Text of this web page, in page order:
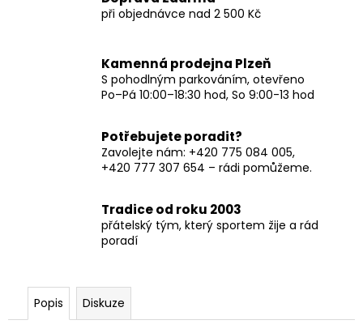
při objednávce nad 2 500 Kč
Kamenná prodejna Plzeň
S pohodlným parkováním, otevřeno
Po–Pá 10:00–18:30 hod, So 9:00-13 hod
Potřebujete poradit?
Zavolejte nám: +420 775 084 005,
+420 777 307 654 – rádi pomůžeme.
Tradice od roku 2003
přátelský tým, který sportem žije a rád
poradí
Popis Diskuze